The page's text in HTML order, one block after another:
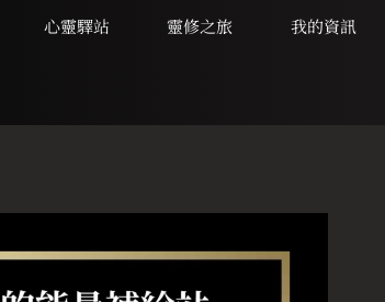
心靈驛站 靈修之旅 我的資訊